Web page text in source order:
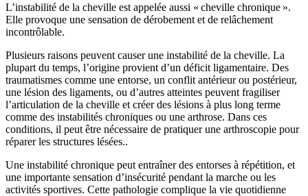
L’instabilité de la cheville est appelée aussi « cheville chronique ».
Elle provoque une sensation de dérobement et de relâchement
incontrôlable.
Plusieurs raisons peuvent causer une instabilité de la cheville. La
plupart du temps, l’origine provient d’un déficit ligamentaire. Des
traumatismes comme une entorse, un conflit antérieur ou postérieur,
une lésion des ligaments, ou d’autres atteintes peuvent fragiliser
l’articulation de la cheville et créer des lésions à plus long terme
comme des instabilités chroniques ou une arthrose. Dans ces
conditions, il peut être nécessaire de pratiquer une arthroscopie pour
réparer les structures lésées..
Une instabilité chronique peut entraîner des entorses à répétition, et
une importante sensation d’insécurité pendant la marche ou les
activités sportives. Cette pathologie complique la vie quotidienne